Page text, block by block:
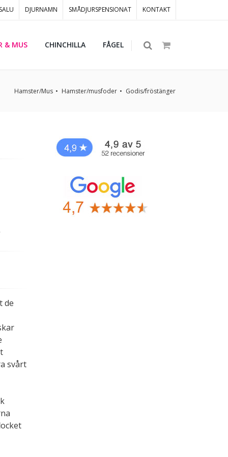
DJURNAMN SMÅDJURSPENSIONAT KONTAKT
& MUS CHINCHILLA FÅGEL
Hamster/Mus Hamster/musfoder Godis/fröstänger
de
svårt